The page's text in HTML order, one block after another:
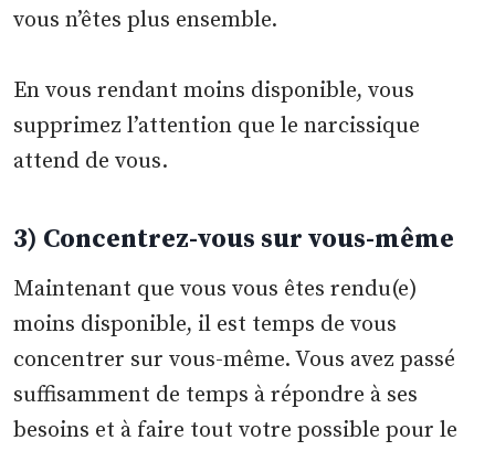
vous n’êtes plus ensemble.
En vous rendant moins disponible, vous
supprimez l’attention que le narcissique
attend de vous.
3) Concentrez-vous sur vous-même
Maintenant que vous vous êtes rendu(e)
moins disponible, il est temps de vous
concentrer sur vous-même. Vous avez passé
suffisamment de temps à répondre à ses
besoins et à faire tout votre possible pour le